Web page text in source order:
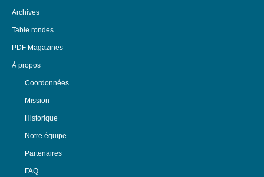
Archives
Table rondes
PDF Magazines
À propos
Coordonnées
Mission
Historique
Notre équipe
Partenaires
FAQ